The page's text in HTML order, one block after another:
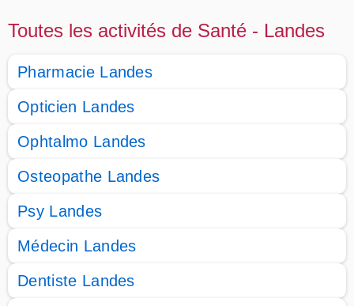
Toutes les activités de Santé - Landes
Pharmacie Landes
Opticien Landes
Ophtalmo Landes
Osteopathe Landes
Psy Landes
Médecin Landes
Dentiste Landes